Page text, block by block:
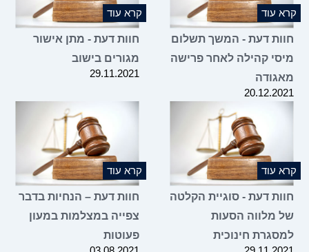
קרא עוד
חוות דעת - המשך תשלום
מיסי קהילה לאחר פרישה
מאגודה
20.12.2021
קרא עוד
חוות דעת - מתן אישור
מגורים בישוב
29.11.2021
קרא עוד
חוות דעת - סוגיית הקלטה
של מלווה הסעות
למסגרת חינוכית
קרא עוד
חוות דעת – הנחיות בדבר
צפייה במצלמות במעון
פעוטות